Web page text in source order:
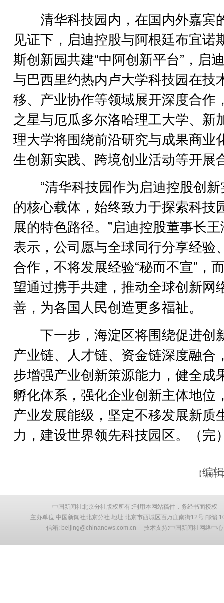
清华科技园内，在国内外嘉宾
见证下，启迪控股与阿根廷布宜诺
斯创新园共建“中阿创新平台”，启
与巴西里约热内卢大学科技园在技
移、产业协作等领域展开深度合作
之星与厄瓜多尔洛哈理工大学、新
理大学将围绕前沿研究与成果商业
生创新实践、跨境创业活动等开展
“清华科技园作为启迪控股创新
的核心载体，始终致力于探索科技
展的特色路径。”启迪控股董事长
表示，公司愿与全球同行分享经验
合作，不将发展经验“秘而不宣”，
望通过携手共建，推动全球创新网
善，为各国人民创造更多福祉。
下一步，海淀区将围绕促进创
产业链、人才链、资金链深度融合
步增强产业创新策源能力，健全成
孵化体系，强化企业创新主体地位
产业发展能级，坚定不移发展新质
力，建设世界领先科技园区。（完
【编
中国新闻社北京分社版权所有::刊用本网站稿件，务经书面授权
主办单位:中国新闻社北京分社 地址:北京市西城区百万庄南街12号 邮编
信箱: beijing@chinanews.com.cn 技术支持:中国新闻社网络中心